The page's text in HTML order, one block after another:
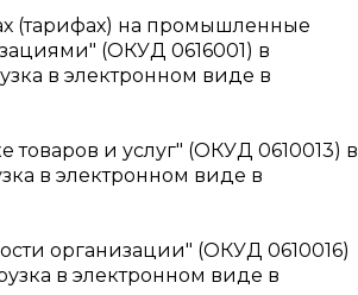
(тарифах) на промышленные
(ОКУД 0616001) в
в электронном виде в
и услуг" (ОКУД 0610013) в
в электронном виде в
организации" (ОКУД 0610016)
в электронном виде в